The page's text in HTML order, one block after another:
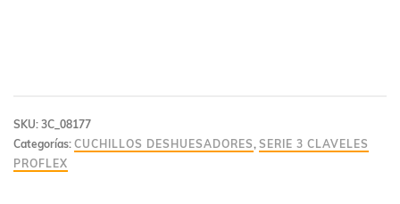
SKU: 3C_08177
Categorías: CUCHILLOS DESHUESADORES, SERIE 3 CLAVELES
PROFLEX